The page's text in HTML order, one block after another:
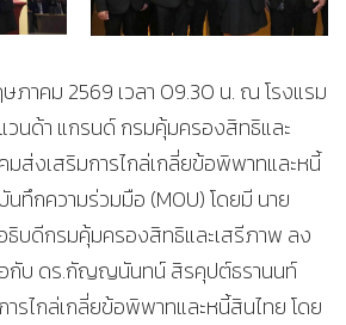
าคม 2569 เวลา 09.30 น. ณ โรงแรม
วนด้า แกรนด์ กรมคุ้มครองสิทธิและ
ส่งเสริมการไกล่เกลี่ยข้อพิพาทและหนี้
ทึกความร่วมมือ (MOU) โดยมี นาย
ธิบดีกรมคุ้มครองสิทธิและเสรีภาพ ลง
กับ ดร.กัญญนันทน์ สิรคุปต์ธรานนท์
รไกล่เกลี่ยข้อพิพาทและหนี้สินไทย โดย